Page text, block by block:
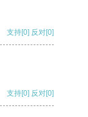
支持[0] 反对[0]
支持[0] 反对[0]